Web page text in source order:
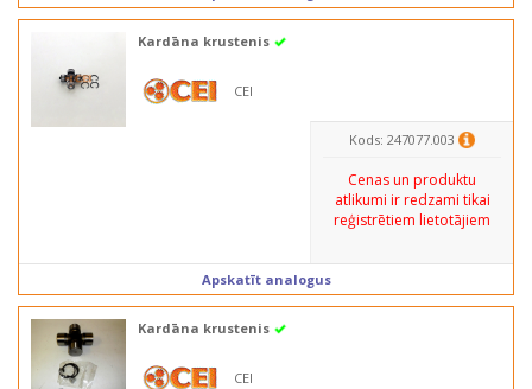
Kardāna krustenis
CEI
Kods: 247077.003
Cenas un produktu
atlikumi ir redzami tikai
reģistrētiem lietotājiem
Apskatīt analogus
Kardāna krustenis
CEI